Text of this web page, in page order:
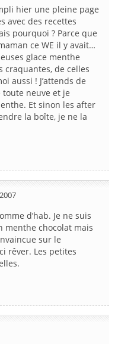
hier une pleine page
avec des recettes
pourquoi ? Parce que
ce WE il y avait…
glace menthe
craquantes, de celles
aussi ! J’attends de
neuve et je
Et sinon les after
la boîte, je ne la
d’hab. Je ne suis
menthe chocolat mais
sur le
rêver. Les petites